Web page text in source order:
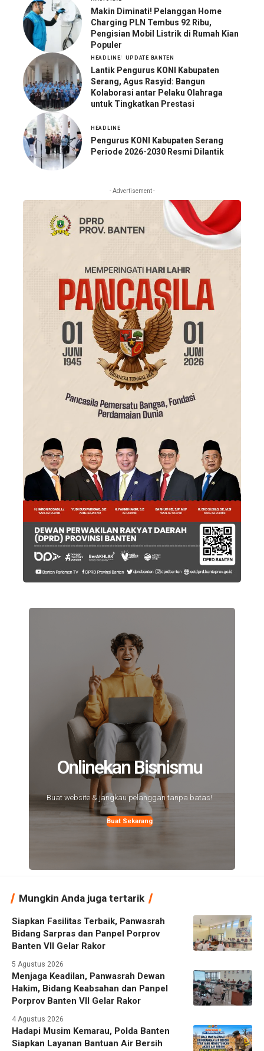
Makin Diminati! Pelanggan Home
Charging PLN Tembus 92 Ribu,
Pengisian Mobil Listrik di Rumah Kian
Populer
HEADLINE UPDATE BANTEN
Lantik Pengurus KONI Kabupaten
Serang, Agus Rasyid: Bangun
Kolaborasi antar Pelaku Olahraga
untuk Tingkatkan Prestasi
HEADLINE
Pengurus KONI Kabupaten Serang
Periode 2026-2030 Resmi Dilantik
- Advertisement -
Onlinekan Bisnismu
Buat website & jangkau pelanggan tanpa batas!
Buat Sekarang
Mungkin Anda juga tertarik
Siapkan Fasilitas Terbaik, Panwasrah
Bidang Sarpras dan Panpel Porprov
Banten VII Gelar Rakor
5 Agustus 2026
Menjaga Keadilan, Panwasrah Dewan
Hakim, Bidang Keabsahan dan Panpel
Porprov Banten VII Gelar Rakor
4 Agustus 2026
Hadapi Musim Kemarau, Polda Banten
Siapkan Layanan Bantuan Air Bersih